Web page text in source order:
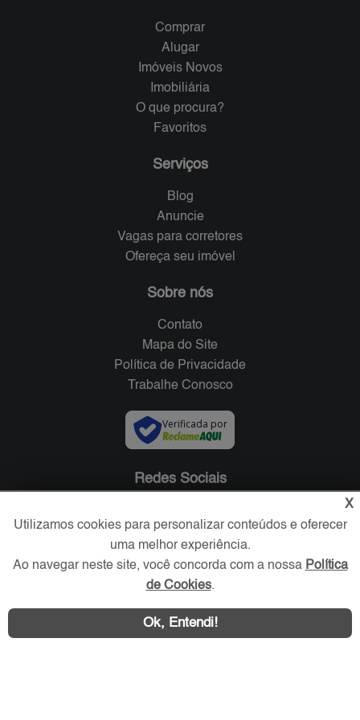
Comprar
Alugar
Imóveis Novos
Imobiliária
O que procura?
Favoritos
Serviços
Blog
Anuncie
Vagas para corretores
Ofereça seu imóvel
Sobre nós
Contato
Mapa do Site
Política de Privacidade
Trabalhe Conosco
Verificada por
Redes Sociais
X
Utilizamos cookies para personalizar conteúdos e oferecer
uma melhor experiência.
Ao navegar neste site, você concorda com a nossa Política
de Cookies.
Ok, Entendi!